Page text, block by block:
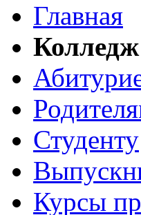
Главная
Колледж
Студенту
Курсы